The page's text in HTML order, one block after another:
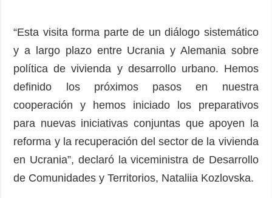
“Esta visita forma parte de un diálogo sistemático
y a largo plazo entre Ucrania y Alemania sobre
política de vivienda y desarrollo urbano. Hemos
definido los próximos pasos en nuestra
cooperación y hemos iniciado los preparativos
para nuevas iniciativas conjuntas que apoyen la
reforma y la recuperación del sector de la vivienda
en Ucrania”, declaró la viceministra de Desarrollo
de Comunidades y Territorios, Nataliia Kozlovska.